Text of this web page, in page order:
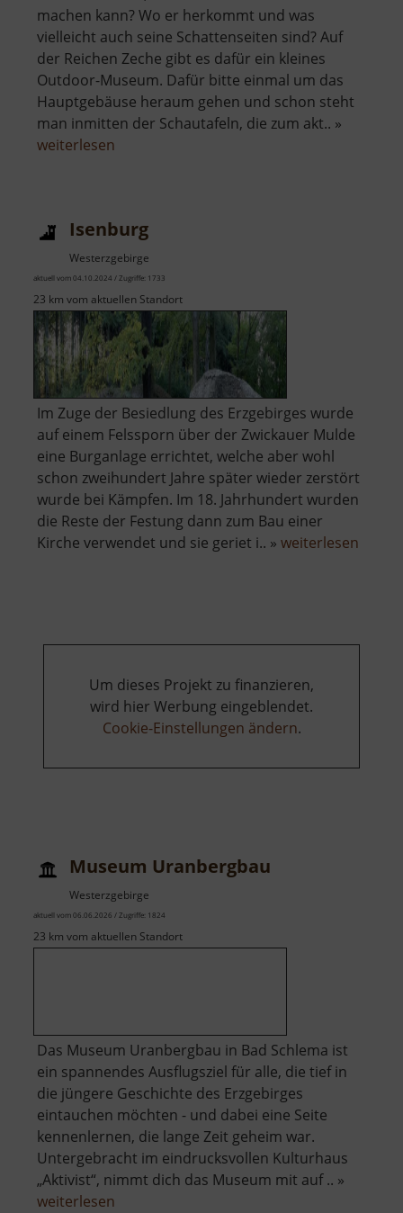
machen kann? Wo er herkommt und was
vielleicht auch seine Schattenseiten sind? Auf
der Reichen Zeche gibt es dafür ein kleines
Outdoor-Museum. Dafür bitte einmal um das
Hauptgebäuse heraum gehen und schon steht
man inmitten der Schautafeln, die zum akt.. »
weiterlesen
Isenburg
Westerzgebirge
aktuell vom 04.10.2024 / Zugriffe: 1733
23 km vom aktuellen Standort
Im Zuge der Besiedlung des Erzgebirges wurde
auf einem Felssporn über der Zwickauer Mulde
eine Burganlage errichtet, welche aber wohl
schon zweihundert Jahre später wieder zerstört
wurde bei Kämpfen. Im 18. Jahrhundert wurden
die Reste der Festung dann zum Bau einer
Kirche verwendet und sie geriet i.. » weiterlesen
Um dieses Projekt zu finanzieren,
wird hier Werbung eingeblendet.
Cookie-Einstellungen ändern.
Museum Uranbergbau
Westerzgebirge
aktuell vom 06.06.2026 / Zugriffe: 1824
23 km vom aktuellen Standort
Das Museum Uranbergbau in Bad Schlema ist
ein spannendes Ausflugsziel für alle, die tief in
die jüngere Geschichte des Erzgebirges
eintauchen möchten - und dabei eine Seite
kennenlernen, die lange Zeit geheim war.
Untergebracht im eindrucksvollen Kulturhaus
„Aktivist“, nimmt dich das Museum mit auf .. »
weiterlesen